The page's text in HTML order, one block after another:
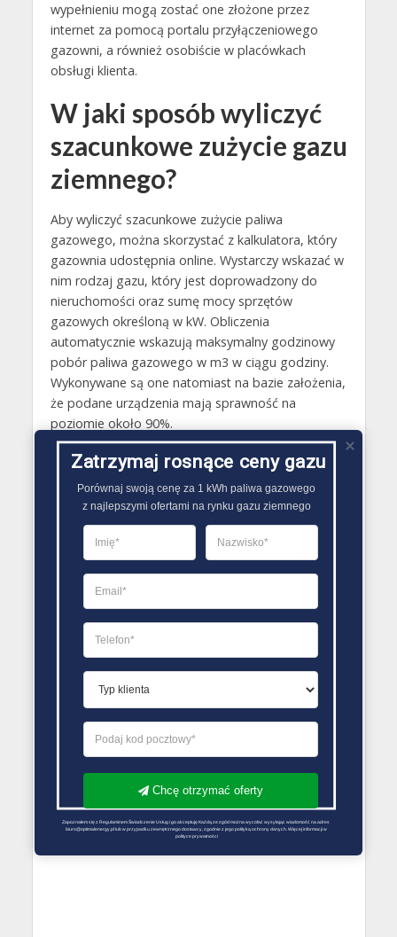
wypełnieniu mogą zostać one złożone przez
internet za pomocą portalu przyłączeniowego
gazowni, a również osobiście w placówkach
obsługi klienta.
W jaki sposób wyliczyć
szacunkowe zużycie gazu
ziemnego?
Aby wyliczyć szacunkowe zużycie paliwa
gazowego, można skorzystać z kalkulatora, który
gazownia udostępnia online. Wystarczy wskazać w
nim rodzaj gazu, który jest doprowadzony do
nieruchomości oraz sumę mocy sprzętów
gazowych określoną w kW. Obliczenia
automatycznie wskazują maksymalny godzinowy
pobór paliwa gazowego w m3 w ciągu godziny.
Wykonywane są one natomiast na bazie założenia,
że podane urządzenia mają sprawność na
poziomie około 90%.
Gazy techniczne Świebodzin
Butle gazowe Świebodzin
Gaz płynny Świebodzin
LPG Świebodzin
Dostawcy gazu Świebodzin
PORÓWNYWARKA OFERT GAZU
Zatrzymaj rosnące ceny gazu
Porównaj swoją cenę za 1 kWh paliwa gazowego
z najlepszymi ofertami na rynku gazu ziemnego
Chcę otrzymać oferty
Zapoznałem się z Regulaminem Świadczenie Usług i go akceptuję Każdą ze zgód można wycofać wysyłając wiadomość na adres
biuro@optimalenergy.pl lub w przypadku zewnętrznego dostawcy, zgodnie z jego polityką ochrony danych. Więcej informacji w
polityce prywatności